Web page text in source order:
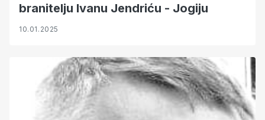
branitelju Ivanu Jendriću - Jogiju
10.01.2025